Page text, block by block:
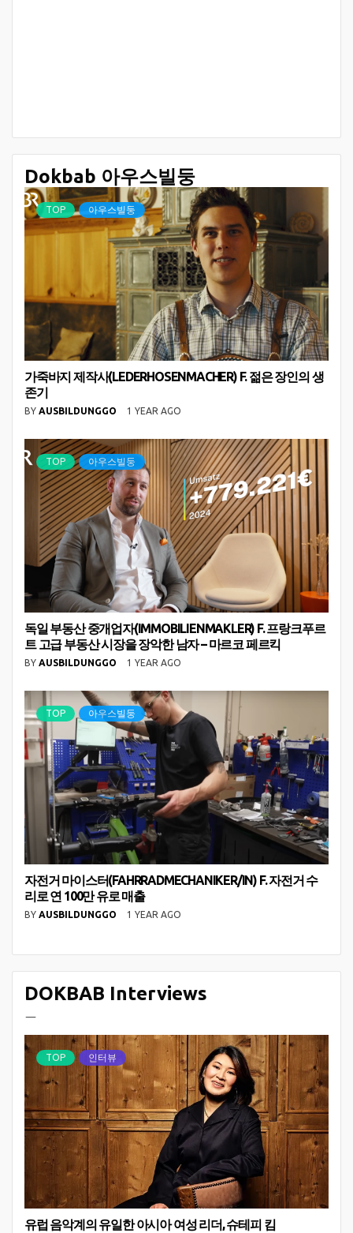
Dokbab 아우스빌둥
TOP 아우스빌둥
가죽바지 제작사(LEDERHOSENMACHER) F. 젊은 장인의 생
존기
BY AUSBILDUNGGO 1 YEAR AGO
TOP 아우스빌둥
독일 부동산 중개업자(IMMOBILIENMAKLER) F. 프랑크푸르
트 고급 부동산 시장을 장악한 남자 – 마르코 페르킥
BY AUSBILDUNGGO 1 YEAR AGO
TOP 아우스빌둥
자전거 마이스터(FAHRRADMECHANIKER/IN) F. 자전거 수
리로 연 100만 유로 매출
BY AUSBILDUNGGO 1 YEAR AGO
DOKBAB Interviews
ㅡ
TOP 인터뷰
유럽 음악계의 유일한 아시아 여성 리더, 슈테피 킴